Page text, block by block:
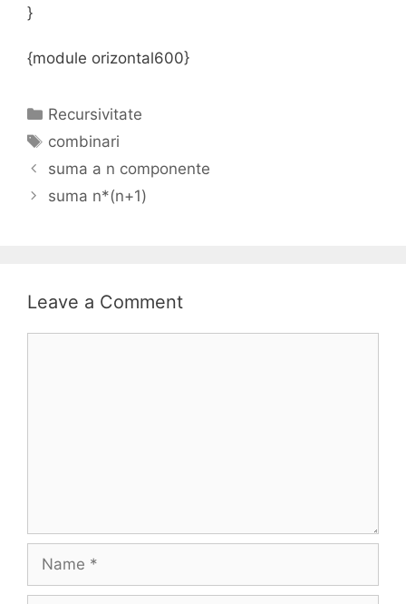
}
{module orizontal600}
Categories
Recursivitate
Tags
combinari
suma a n componente
suma n*(n+1)
Leave a Comment
Name